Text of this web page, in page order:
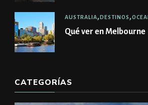
AUSTRALIA DESTINOS
Qué ver en Melbourne
CATEGORÍAS